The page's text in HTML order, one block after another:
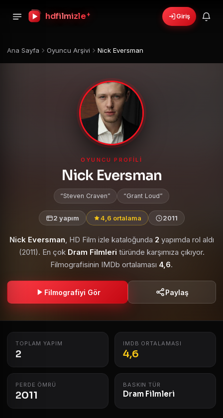
hdfilmizle + Giriş
Ana Sayfa Oyuncu Arşivi Nick Eversman
OYUNCU PROFILI
Nick Eversman
Steven Craven Grant Loud
2 yapım 4,6 ortalama 2011
Nick Eversman, HD Film izle kataloğunda 2 yapımda rol aldı
(2011). En çok Dram Filmleri türünde karşımıza çıkıyor.
Filmografisinin IMDb ortalaması 4,6.
Filmografiyi Gör Paylaş
TOPLAM YAPIM
2
IMDB ORTALAMASI
4,6
PERDE ÖMRÜ
2011
BASKIN TÜR
Dram Filmleri